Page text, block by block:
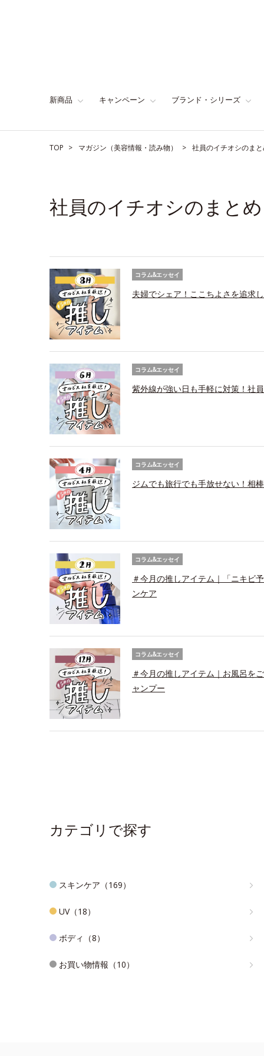
新商品 キャンペーン ブランド・シリーズ
TOP マガジン（美容情報・読み物） 社員のイチオシのま
社員のイチオシのまとめ
コラム&エッセイ
夫婦でシェア！ここちよさを追求
コラム&エッセイ
紫外線が強い日も手軽に対策！社
コラム&エッセイ
ジムでも旅行でも手放せない！相
コラム&エッセイ
＃今月の推しアイテム｜「ニキビ
ンケア
コラム&エッセイ
＃今月の推しアイテム｜お風呂を
ャンプー
カテゴリで探す
スキンケア（169）
UV（18）
ボディ（8）
お買い物情報（10）